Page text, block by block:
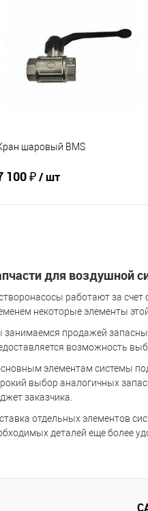
К сравнению
В избранное
шаровый BMS
100 ₽/ шт
Купить в 1 клик
К сравнению
В избранное
В наличии
для воздушной
работают за
некоторые элементы
продажей
возможность
элементам системы
выбор аналогичных
заказчика.
отдельных элементов
деталей еще более